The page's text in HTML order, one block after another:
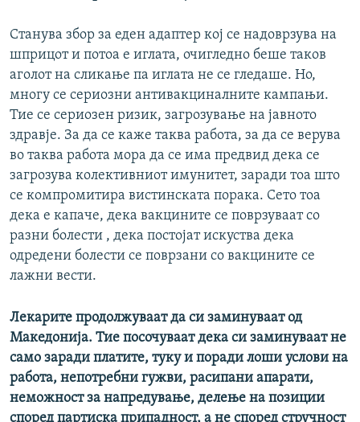
Станува збор за еден адаптер кој се надоврзува на
шприцот и потоа е иглата, очигледно беше таков
аголот на сликање па иглата не се гледаше. Но,
многу се сериозни антивакциналните кампањи.
Тие се сериозен ризик, загрозување на јавното
здравје. За да се каже таква работа, за да се верува
во таква работа мора да се има предвид дека се
загрозува колективниот имунитет, заради тоа што
се компромитира вистинската порака. Сето тоа
дека е капаче, дека вакцините се поврзуваат со
разни болести , дека постојат искуства дека
одредени болести се поврзани со вакцините се
лажни вести.
Лекарите продолжуваат да си заминуваат од
Македонија. Тие посочуваат дека си заминуваат не
само заради платите, туку и поради лоши услови на
работа, непотребни гужви, расипани апарати,
неможност за напредување, делење на позиции
според партиска припадност, а не според стручност